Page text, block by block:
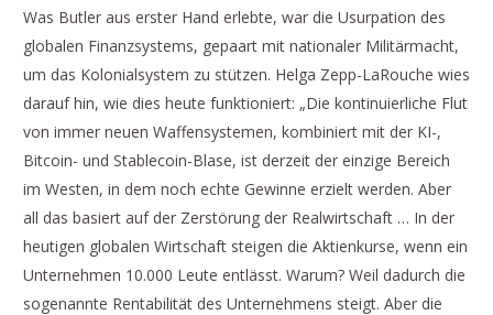
Was Butler aus erster Hand erlebte, war die Usurpation des
globalen Finanzsystems, gepaart mit nationaler Militärmacht,
um das Kolonialsystem zu stützen. Helga Zepp-LaRouche wies
darauf hin, wie dies heute funktioniert: „Die kontinuierliche Flut
von immer neuen Waffensystemen, kombiniert mit der KI-,
Bitcoin- und Stablecoin-Blase, ist derzeit der einzige Bereich
im Westen, in dem noch echte Gewinne erzielt werden. Aber
all das basiert auf der Zerstörung der Realwirtschaft … In der
heutigen globalen Wirtschaft steigen die Aktienkurse, wenn ein
Unternehmen 10.000 Leute entlässt. Warum? Weil dadurch die
sogenannte Rentabilität des Unternehmens steigt. Aber die